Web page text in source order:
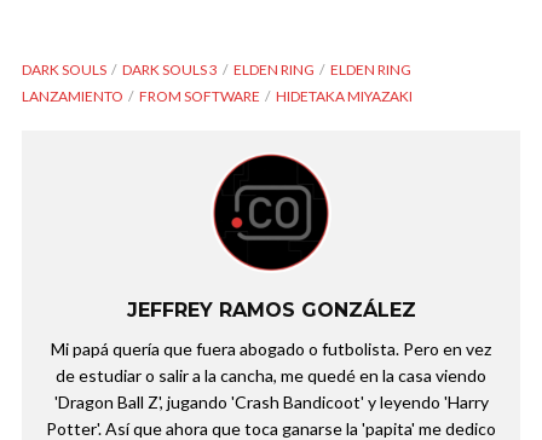
DARK SOULS DARK SOULS 3 ELDEN RING
ELDEN RING
LANZAMIENTO
FROM SOFTWARE HIDETAKA MIYAZAKI
JEFFREY RAMOS GONZÁLEZ
Mi papá quería que fuera abogado o futbolista. Pero en vez
de estudiar o salir a la cancha, me quedé en la casa viendo
'Dragon Ball Z', jugando 'Crash Bandicoot' y leyendo 'Harry
Potter'. Así que ahora que toca ganarse la 'papita' me dedico